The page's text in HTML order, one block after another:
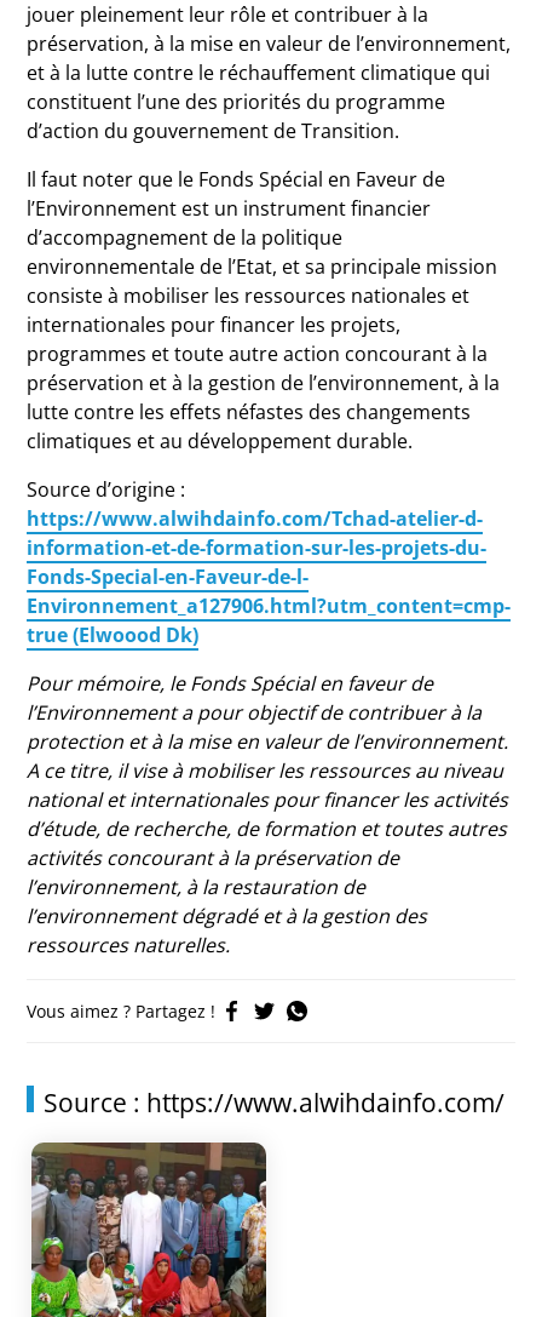
jouer pleinement leur rôle et contribuer à la
préservation, à la mise en valeur de l’environnement,
et à la lutte contre le réchauffement climatique qui
constituent l’une des priorités du programme
d’action du gouvernement de Transition.
Il faut noter que le Fonds Spécial en Faveur de
l’Environnement est un instrument financier
d’accompagnement de la politique
environnementale de l’Etat, et sa principale mission
consiste à mobiliser les ressources nationales et
internationales pour financer les projets,
programmes et toute autre action concourant à la
préservation et à la gestion de l’environnement, à la
lutte contre les effets néfastes des changements
climatiques et au développement durable.
Source d’origine :
https://www.alwihdainfo.com/Tchad-atelier-d-
information-et-de-formation-sur-les-projets-du-
Fonds-Special-en-Faveur-de-l-
Environnement_a127906.html?utm_content=cmp-
true (Elwoood Dk)
Pour mémoire, le Fonds Spécial en faveur de
l’Environnement a pour objectif de contribuer à la
protection et à la mise en valeur de l’environnement.
A ce titre, il vise à mobiliser les ressources au niveau
national et internationales pour financer les activités
d’étude, de recherche, de formation et toutes autres
activités concourant à la préservation de
l’environnement, à la restauration de
l’environnement dégradé et à la gestion des
ressources naturelles.
Vous aimez ? Partagez !
Source : https://www.alwihdainfo.com/